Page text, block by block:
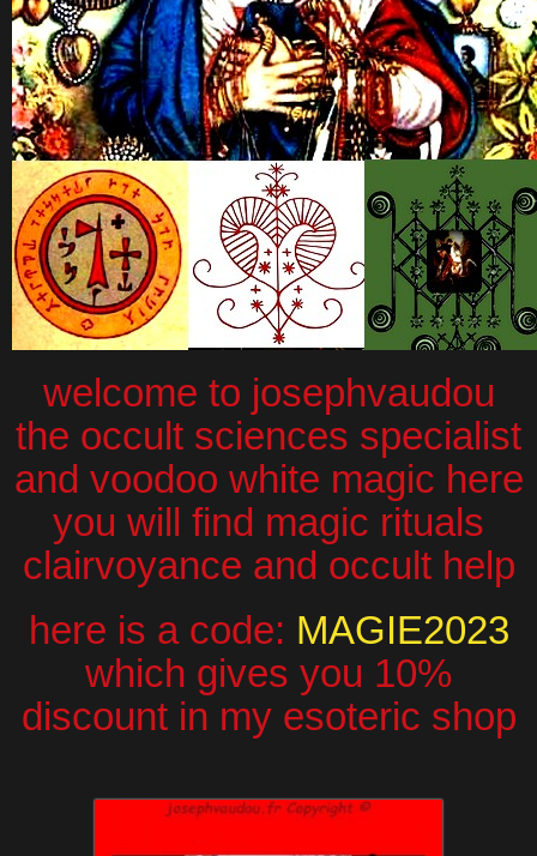
welcome to josephvaudou
the occult sciences specialist
and voodoo white magic here
you will find magic rituals
clairvoyance and occult help
here is a code: MAGIE2023
which gives you 10%
discount in my esoteric shop